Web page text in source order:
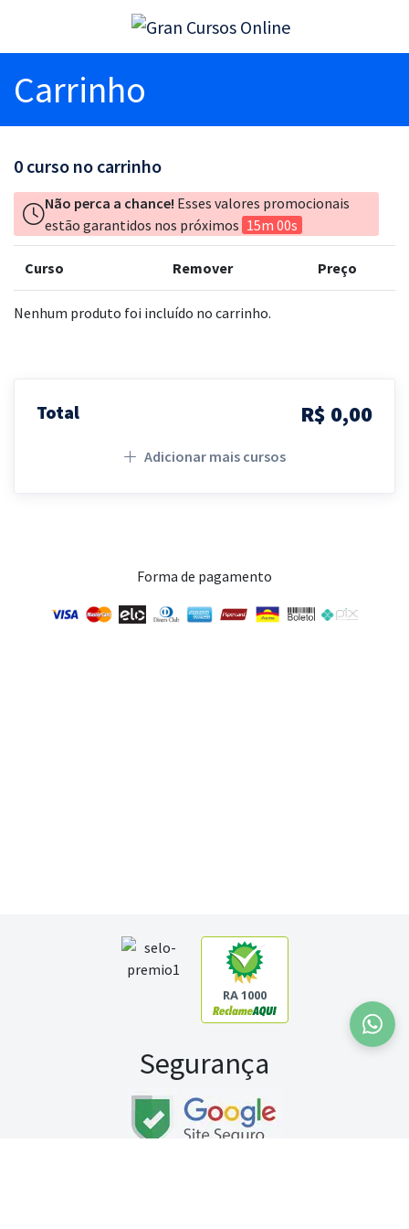
Carrinho
0 curso no carrinho
Não perca a chance! Esses valores promocionais
estão garantidos nos próximos 15m 00s
Curso Remover Preço
Nenhum produto foi incluído no carrinho.
Total R$ 0,00
Adicionar mais cursos
Forma de pagamento
RA 1000
Segurança